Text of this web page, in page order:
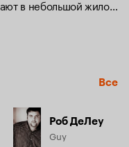
в небольшой жилой
раздоры в
оказывается не
местных жителей,
Все
Роб ДеЛеу
Guy